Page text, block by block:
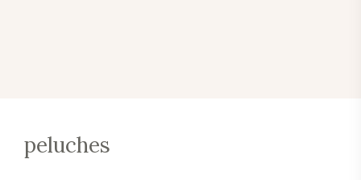
peluches